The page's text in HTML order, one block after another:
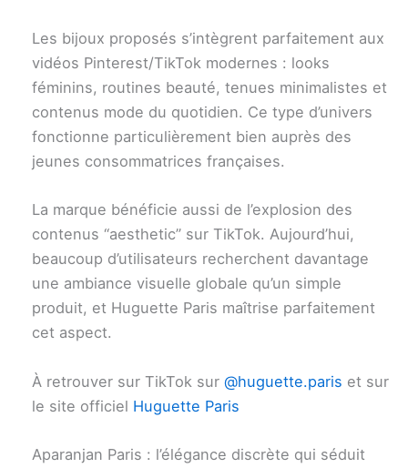
Les bijoux proposés s’intègrent parfaitement aux
vidéos Pinterest/TikTok modernes : looks
féminins, routines beauté, tenues minimalistes et
contenus mode du quotidien. Ce type d’univers
fonctionne particulièrement bien auprès des
jeunes consommatrices françaises.
La marque bénéficie aussi de l’explosion des
contenus “aesthetic” sur TikTok. Aujourd’hui,
beaucoup d’utilisateurs recherchent davantage
une ambiance visuelle globale qu’un simple
produit, et Huguette Paris maîtrise parfaitement
cet aspect.
À retrouver sur TikTok sur@huguette.paris et sur
le site officiel Huguette Paris
Aparanjan Paris : l’élégance discrète qui séduit